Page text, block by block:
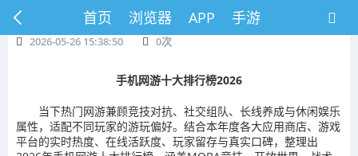
首页 浏览器 APP 手游
2026-05-26 15:38:50 0次
手机网游十大排行榜2026
当下热门网游兼顾竞技对抗、社交组队、长线养成与休闲娱乐
属性，适配不同玩家的游玩偏好。结合本年度各大应用商店、游戏
平台的实时热度、在线活跃度、玩家留存与真实口碑，整理出